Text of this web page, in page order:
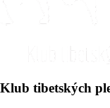
Klub tibetských